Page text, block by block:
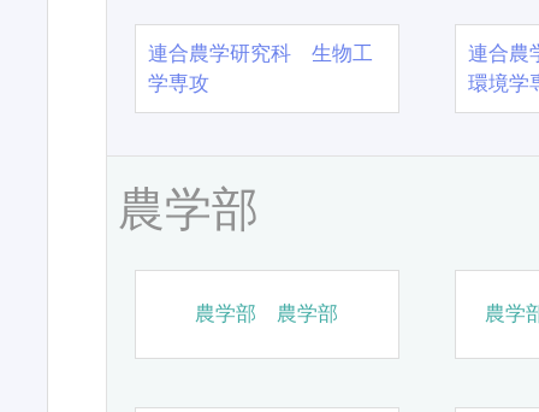
連合農学研究科 生物工
学専攻
連合農
環境学
農学部
農学部 農学部 農学